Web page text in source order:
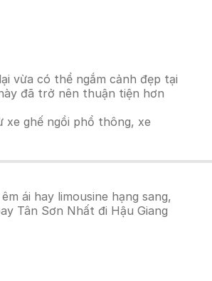
vừa có thể ngắm cảnh đẹp tại
đã trở nên thuận tiện hơn
xe ghế ngồi phổ thông, xe
ái hay limousine hạng sang,
Tân Sơn Nhất đi Hậu Giang